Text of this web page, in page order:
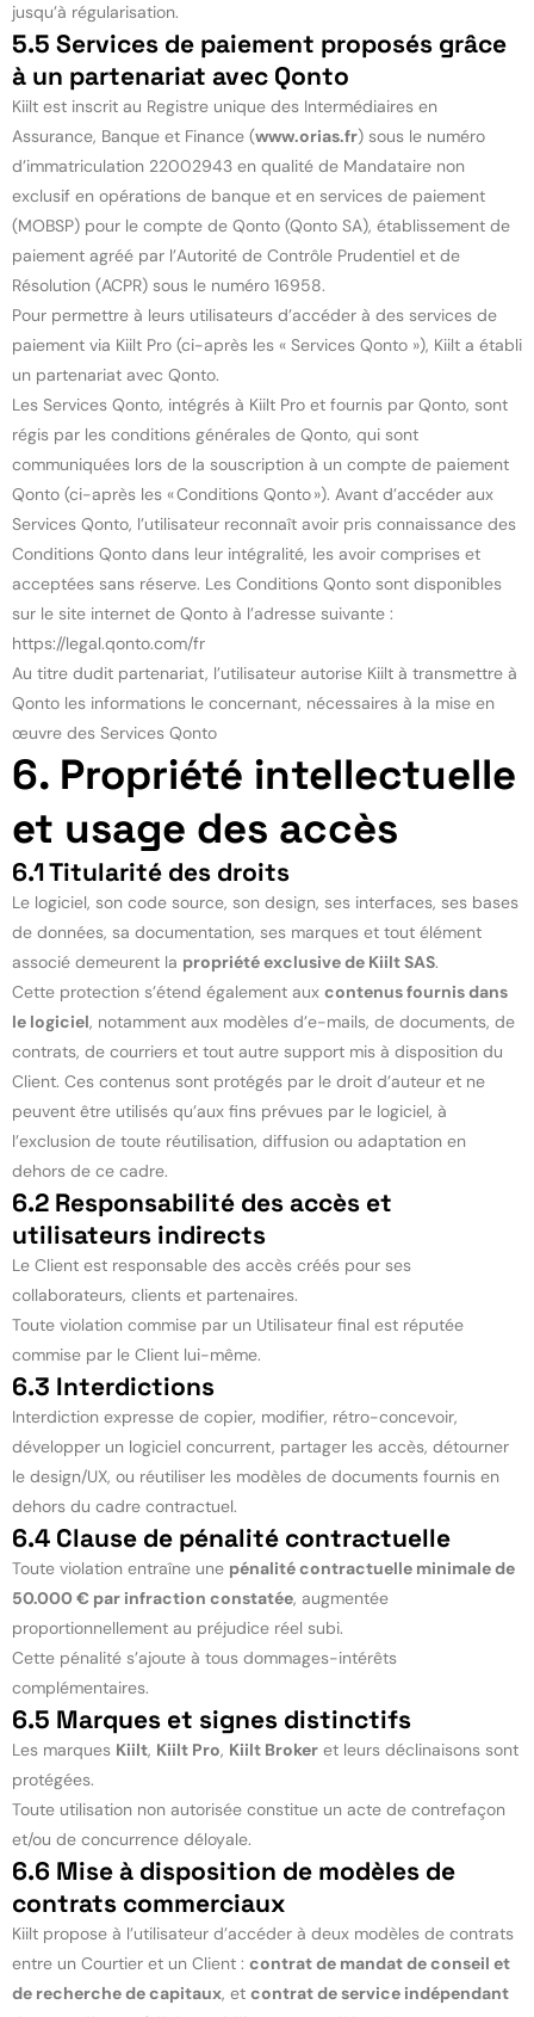
jusqu’à régularisation.
5.5 Services de paiement proposés grâce
à un partenariat avec Qonto
Kiilt est inscrit au Registre unique des Intermédiaires en
Assurance, Banque et Finance (www.orias.fr) sous le numéro
d’immatriculation 22002943 en qualité de Mandataire non
exclusif en opérations de banque et en services de paiement
(MOBSP) pour le compte de Qonto (Qonto SA), établissement de
paiement agréé par l’Autorité de Contrôle Prudentiel et de
Résolution (ACPR) sous le numéro 16958.
Pour permettre à leurs utilisateurs d’accéder à des services de
paiement via Kiilt Pro (ci-après les « Services Qonto »), Kiilt a établi
un partenariat avec Qonto.
Les Services Qonto, intégrés à Kiilt Pro et fournis par Qonto, sont
régis par les conditions générales de Qonto, qui sont
communiquées lors de la souscription à un compte de paiement
Qonto (ci-après les « Conditions Qonto »). Avant d’accéder aux
Services Qonto, l’utilisateur reconnaît avoir pris connaissance des
Conditions Qonto dans leur intégralité, les avoir comprises et
acceptées sans réserve. Les Conditions Qonto sont disponibles
sur le site internet de Qonto à l’adresse suivante :
https://legal.qonto.com/fr
Au titre dudit partenariat, l’utilisateur autorise Kiilt à transmettre à
Qonto les informations le concernant, nécessaires à la mise en
œuvre des Services Qonto
6. Propriété intellectuelle
et usage des accès
6.1 Titularité des droits
Le logiciel, son code source, son design, ses interfaces, ses bases
de données, sa documentation, ses marques et tout élément
associé demeurent la propriété exclusive de Kiilt SAS.
Cette protection s’étend également aux contenus fournis dans
le logiciel, notamment aux modèles d’e-mails, de documents, de
contrats, de courriers et tout autre support mis à disposition du
Client. Ces contenus sont protégés par le droit d’auteur et ne
peuvent être utilisés qu’aux fins prévues par le logiciel, à
l’exclusion de toute réutilisation, diffusion ou adaptation en
dehors de ce cadre.
6.2 Responsabilité des accès et
utilisateurs indirects
Le Client est responsable des accès créés pour ses
collaborateurs, clients et partenaires.
Toute violation commise par un Utilisateur final est réputée
commise par le Client lui-même.
6.3 Interdictions
Interdiction expresse de copier, modifier, rétro-concevoir,
développer un logiciel concurrent, partager les accès, détourner
le design/UX, ou réutiliser les modèles de documents fournis en
dehors du cadre contractuel.
6.4 Clause de pénalité contractuelle
Toute violation entraîne une pénalité contractuelle minimale de
50.000 € par infraction constatée, augmentée
proportionnellement au préjudice réel subi.
Cette pénalité s’ajoute à tous dommages-intérêts
complémentaires.
6.5 Marques et signes distinctifs
Les marques Kiilt, Kiilt Pro, Kiilt Broker et leurs déclinaisons sont
protégées.
Toute utilisation non autorisée constitue un acte de contrefaçon
et/ou de concurrence déloyale.
6.6 Mise à disposition de modèles de
contrats commerciaux
Kiilt propose à l’utilisateur d’accéder à deux modèles de contrats
entre un Courtier et un Client : contrat de mandat de conseil et
de recherche de capitaux, et contrat de service indépendant